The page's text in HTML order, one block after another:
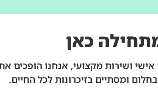
כאן
ושירות מקצועי, אנחנו הופכים
ומסתיים בזיכרונות לכל החיים.